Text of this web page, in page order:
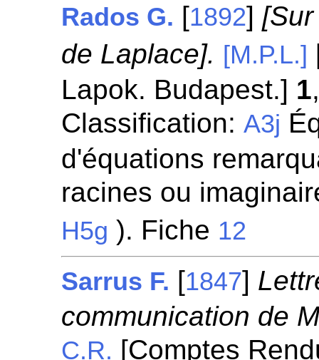
Rados G. [1892]
de Laplace]. [M.P.L.]
Lapok. Budapest.] 1
Classification:A3j
d'équations
racines ou
H5g ). Fiche 12
Sarrus F. [1847]
communication de
C.R. [Comptes